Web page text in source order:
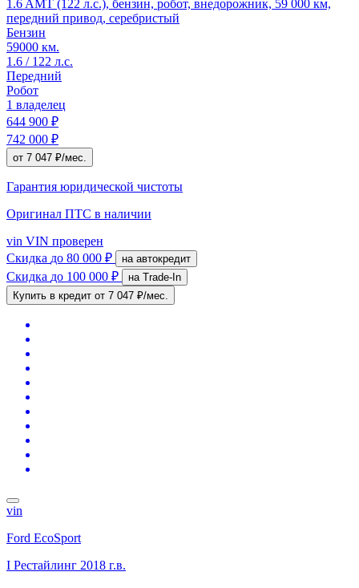
1.6 AMT (122 л.с.), бензин, робот, внедорожник, 59 000 км,
передний привод, серебристый
Бензин
59000 км.
1.6 / 122 л.с.
Передний
Робот
1 владелец
644 900 ₽
742 000 ₽
от 7 047 ₽/мес.
Гарантия юридической чистоты
Оригинал ПТС в наличии
vin VIN проверен
Скидка до 80 000 ₽ на автокредит
Скидка до 100 000 ₽
на Trade-In
Купить в кредит от 7 047 ₽/мес.
vin
Ford EcoSport
I Рестайлинг 2018 г.в.